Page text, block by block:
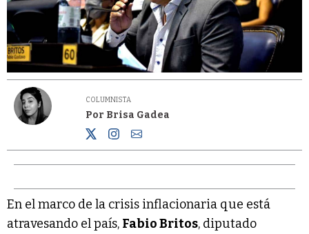
COLUMNISTA
Por Brisa Gadea
En el marco de la crisis inflacionaria que está
atravesando el país, Fabio Britos, diputado